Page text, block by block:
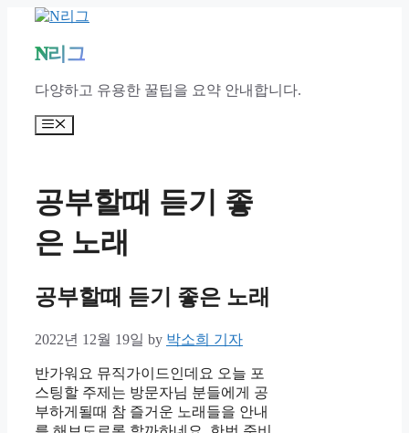
contentN리그
다양하고 유용한 꿀팁을 요약 안내합니다.
Menu
공부할때 듣기 좋
은 노래
공부할때 듣기 좋은 노래
2022년 12월 19일 by 박소희 기자
반가워요 뮤직가이드인데요 오늘 포
스팅할 주제는 방문자님 분들에게 공
부하게될때 참 즐거운 노래들을 안내